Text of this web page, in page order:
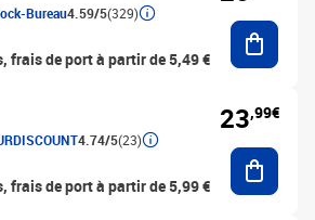
Bureau4.59/5(329)
frais de port à partir de 5,49 €
4.74/5(23)
frais de port à partir de 5,99 €
23,99€